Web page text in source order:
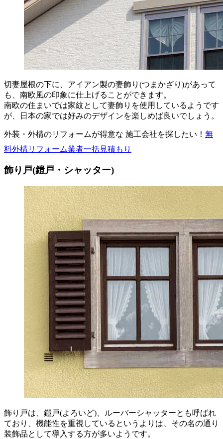
切妻屋根の下に、アイアン製の妻飾り(つまかざり)があって
も、南欧風の印象に仕上げることができます。
南欧の住まいでは家紋として妻飾りを使用しているようです
が、日本の家では好みのデザインを楽しめば良いでしょう。
外装・外構のリフォームが得意な 施工会社を探したい！ 無
料外構リフォーム業者一括見積もり
飾り戸(鎧戸・シャッター)
飾り戸は、鎧戸(よろいど)、ルーバーシャッターとも呼ばれ
ており、機能性を重視しているというよりは、その名の通り
装飾品として導入する方が多いようです。